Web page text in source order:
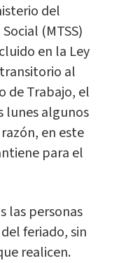
del
(MTSS)
en la Ley
al
de Trabajo, el
lunes algunos
en este
para el
las personas
feriado, sin
realicen.